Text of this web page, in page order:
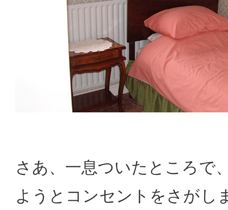
さあ、一息ついたところで
ようとコンセントをさがし